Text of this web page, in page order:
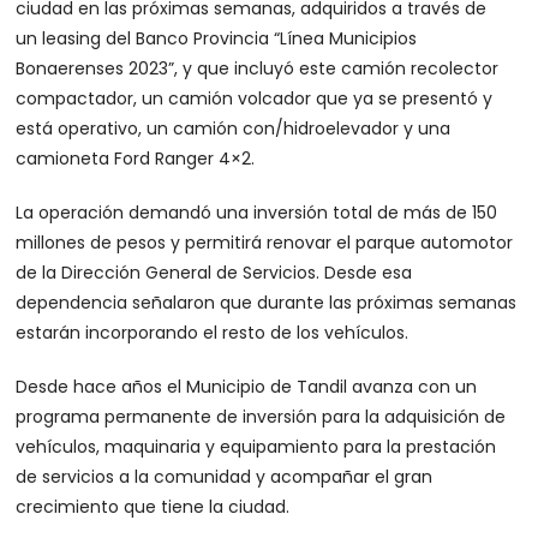
ciudad en las próximas semanas, adquiridos a través de
un leasing del Banco Provincia “Línea Municipios
Bonaerenses 2023”, y que incluyó este camión recolector
compactador, un camión volcador que ya se presentó y
está operativo, un camión con/hidroelevador y una
camioneta Ford Ranger 4×2.
La operación demandó una inversión total de más de 150
millones de pesos y permitirá renovar el parque automotor
de la Dirección General de Servicios. Desde esa
dependencia señalaron que durante las próximas semanas
estarán incorporando el resto de los vehículos.
Desde hace años el Municipio de Tandil avanza con un
programa permanente de inversión para la adquisición de
vehículos, maquinaria y equipamiento para la prestación
de servicios a la comunidad y acompañar el gran
crecimiento que tiene la ciudad.